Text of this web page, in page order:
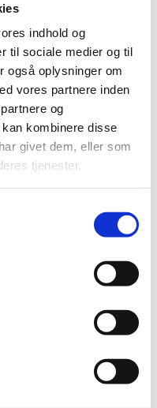
indhold og
til sociale medier og til
også oplysninger om
vores partnere inden
og
kombinere disse
givet dem, eller som
tjenester.
prøvevilkår, uden at
de særlige prøvevilkår
en grov fejl eller
at prøven annulleres jf.
en prøve, vil censor
jf. 28 i
er beskrevet i § 18 i